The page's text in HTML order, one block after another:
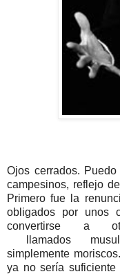
Ojos cerrados.
campesinos, reflejo
Primero fue la
obligados por unos
convertirse a
llamados
simplemente
ya no sería